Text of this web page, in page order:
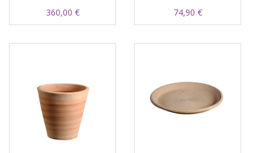
360,00 € 74,90 €